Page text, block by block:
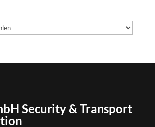
Security & Transport